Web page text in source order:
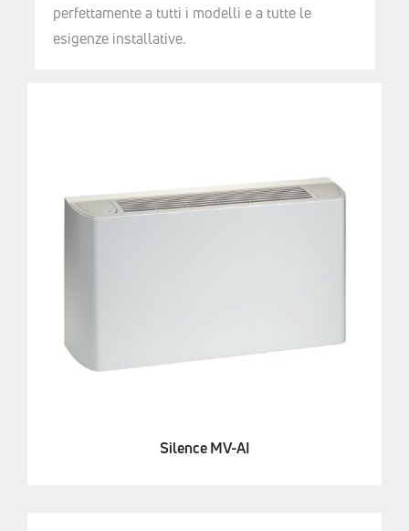
perfettamente a tutti i modelli e a tutte le
esigenze installative.
Silence MV-AI